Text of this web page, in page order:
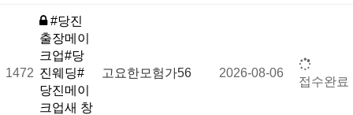
1472
#당진
출장메이
크업#당
진웨딩#
당진메이
크업새 창
고요한모험가56 2026-08-06
접수완료